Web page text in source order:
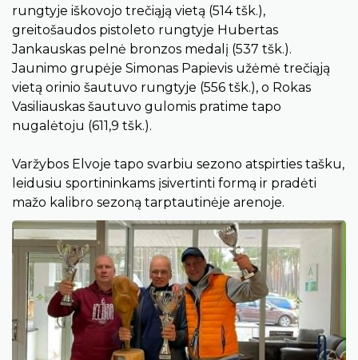
rungtyje iškovojo trečiąją vietą (514 tšk.),
greitošaudos pistoleto rungtyje Hubertas
Jankauskas pelnė bronzos medalį (537 tšk.).
Jaunimo grupėje Simonas Papievis užėmė trečiąją
vietą orinio šautuvo rungtyje (556 tšk.), o Rokas
Vasiliauskas šautuvo gulomis pratime tapo
nugalėtoju (611,9 tšk.).
Varžybos Elvoje tapo svarbiu sezono atspirties tašku,
leidusiu sportininkams įsivertinti formą ir pradėti
mažo kalibro sezoną tarptautinėje arenoje.